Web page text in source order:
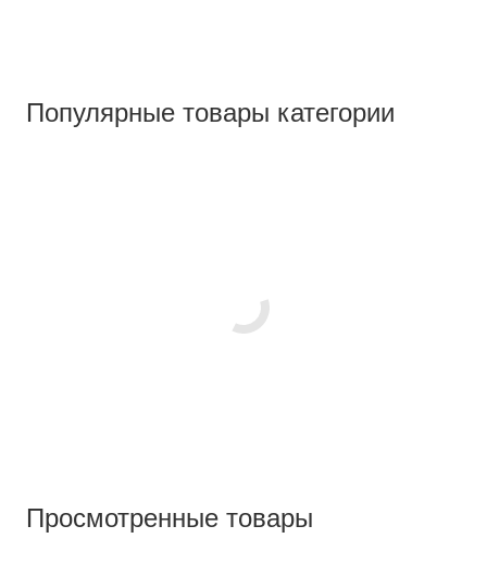
Популярные товары категории
Просмотренные товары